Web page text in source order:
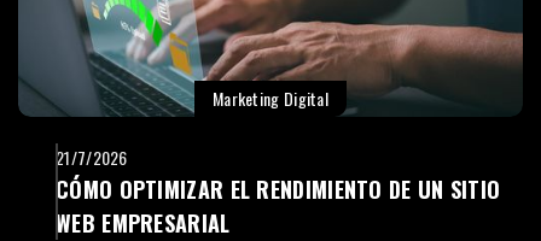
Marketing Digital
21/7/2026
CÓMO OPTIMIZAR EL RENDIMIENTO DE UN SITIO
WEB EMPRESARIAL